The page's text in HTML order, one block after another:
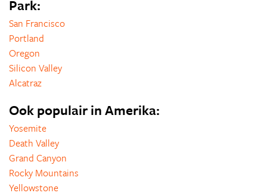
Park:
San Francisco
Portland
Oregon
Silicon Valley
Alcatraz
Ook populair in Amerika:
Yosemite
Death Valley
Grand Canyon
Rocky Mountains
Yellowstone